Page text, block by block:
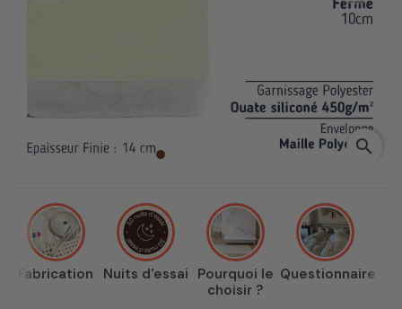
search
Fabrication Nuits d'essai Pourquoi le
choisir ?
Questionnaire